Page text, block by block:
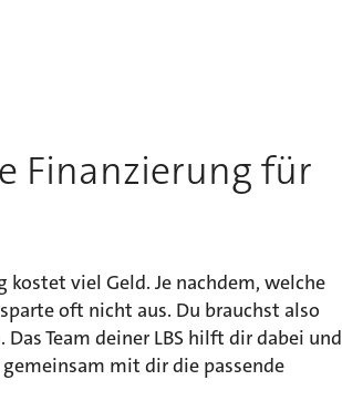
Finanzierung für
kostet viel Geld. Je nachdem, welche
oft nicht aus. Du brauchst also
Team deiner LBS hilft dir dabei und
mit dir die passende